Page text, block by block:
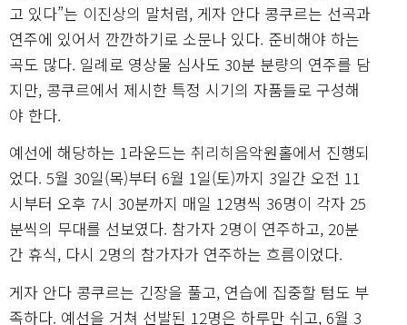
고 있다”는 이진상의 말처럼, 게자 안다 콩쿠르는 선곡과
연주에 있어서 깐깐하기로 소문나 있다. 준비해야 하는
곡도 많다. 일례로 영상물 심사도 30분 분량의 연주를 담
지만, 콩쿠르에서 제시한 특정 시기의 자품들로 구성해
야 한다.
예선에 해당하는 1라운드는 취리히음악원홀에서 진행되
었다. 5월 30일(목)부터 6월 1일(토)까지 3일간 오전 11
시부터 오후 7시 30분까지 매일 12명씩 36명이 각자 25
분씩의 무대를 선보였다. 참가자 2명이 연주하고, 20분
간 휴식, 다시 2명의 참가자가 연주하는 흐름이었다.
게자 안다 콩쿠르는 긴장을 풀고, 연습에 집중할 텀도 부
족하다. 예선을 거쳐 선발된 12명은 하루만 쉬고, 6월 3